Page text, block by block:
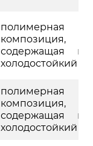
полимерная
содержащая
холодостойкий
полимерная
содержащая
холодостойкий